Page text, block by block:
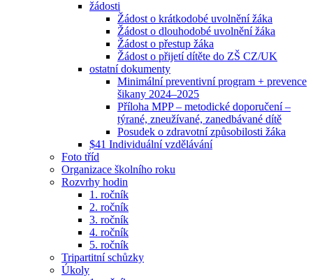
žádosti
Žádost o krátkodobé uvolnění žáka
Žádost o dlouhodobé uvolnění žáka
Žádost o přestup žáka
Žádost o přijetí dítěte do ZŠ CZ/UK
ostatní dokumenty
Minimální preventivní program + prevence
šikany 2024–2025
Příloha MPP – metodické doporučení –
týrané, zneužívané, zanedbávané dítě
Posudek o zdravotní způsobilosti žáka
$41 Individuální vzdělávání
Foto tříd
Organizace školního roku
Rozvrhy hodin
1. ročník
2. ročník
3. ročník
4. ročník
5. ročník
Tripartitní schůzky
Úkoly